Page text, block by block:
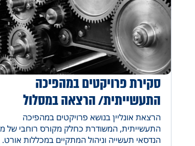
סקירת פרויקטים במהפיכה
התעשייתית/ הרצאה במסלול
תעשייה וניהול
הרצאת אונליין בנושא פרויקטים במהפיכה
התעשייתית, המשודרת כחלק מקורס רוחבי של
הנדסאי תעשייה וניהול המתקיים במכללות אורט.